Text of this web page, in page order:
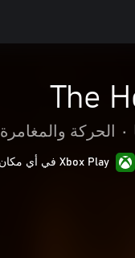
The
• الحركة والمغامرة
Xbox Play في أي مكان